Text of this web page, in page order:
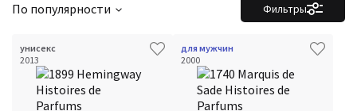
Фильтры
По популярности
унисекс
2013
для мужчин
2000